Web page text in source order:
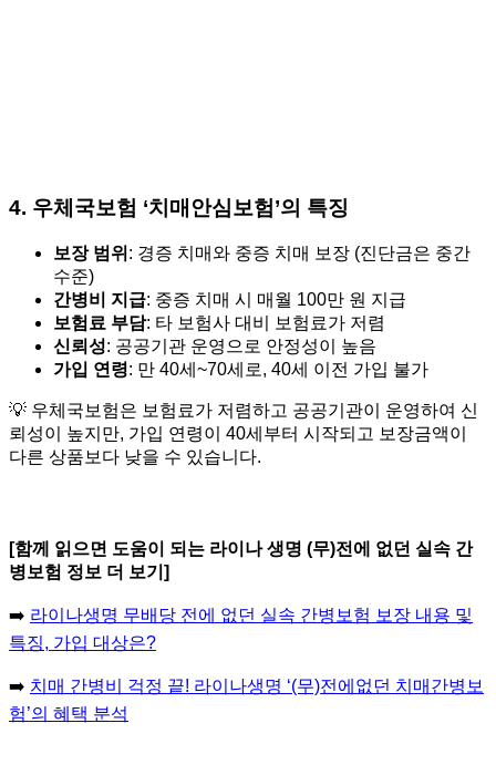
4. 우체국보험 ‘치매안심보험’의 특징
보장 범위 : 경증 치매와 중증 치매 보장 (진단금은 중간
수준)
간병비 지급: 중증 치매 시 매월 100만 원 지급
보험료 부담: 타 보험사 대비 보험료가 저렴
신뢰성: 공공기관 운영으로 안정성이 높음
가입 연령: 만 40세~70세로, 40세 이전 가입 불가
💡 우체국보험은 보험료가 저렴하고 공공기관이 운영하여 신
뢰성이 높지만, 가입 연령이 40세부터 시작되고 보장금액이
다른 상품보다 낮을 수 있습니다.
[함께 읽으면 도움이 되는 라이나 생명 (무)전에 없던 실속 간
병보험 정보 더 보기]
➡️ 라이나생명 무배당 전에 없던 실속 간병보험 보장 내용 및
특징, 가입 대상은?
➡️ 치매 간병비 걱정 끝! 라이나생명 ‘(무)전에없던 치매간병보
험’의 혜택 분석